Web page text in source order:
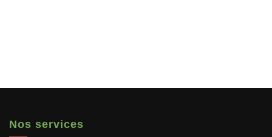
Nos services